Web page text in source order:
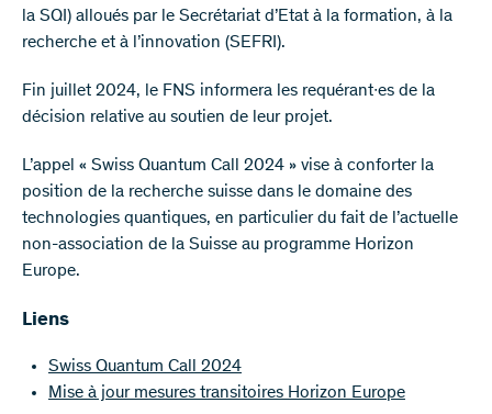
la SQI) alloués par le Secrétariat d’Etat à la formation, à la
recherche et à l’innovation (SEFRI).
Fin juillet 2024, le FNS informera les requérant∙es de la
décision relative au soutien de leur projet.
L’appel « Swiss Quantum Call 2024 » vise à conforter la
position de la recherche suisse dans le domaine des
technologies quantiques, en particulier du fait de l’actuelle
non-association de la Suisse au programme Horizon
Europe.
Liens
Swiss Quantum Call 2024
Mise à jour mesures transitoires Horizon Europe